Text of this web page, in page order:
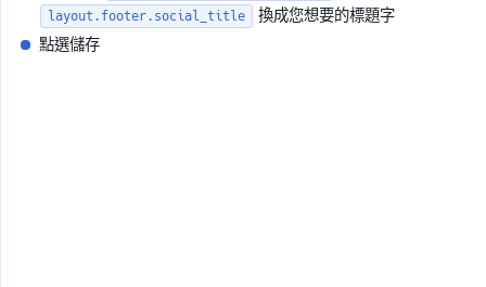
layout.footer.social_title
換成您想要的標題字
點選儲存